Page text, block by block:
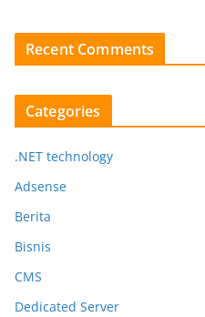
Recent Comments
Categories
.NET technology
Adsense
Berita
Bisnis
CMS
Dedicated Server